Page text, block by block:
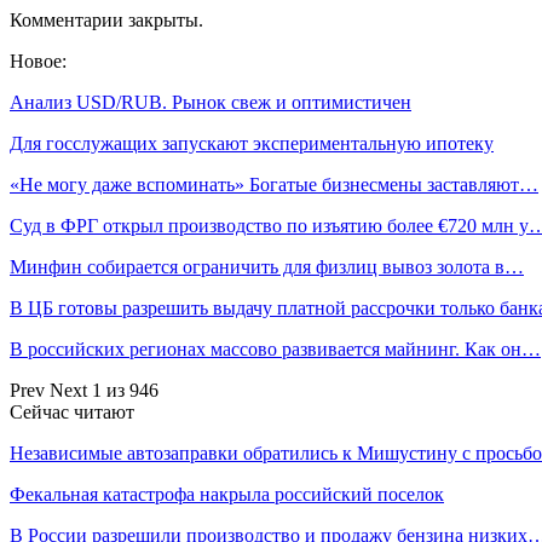
Комментарии закрыты.
Новое:
Анализ USD/RUB. Рынок свеж и оптимистичен
Для госслужащих запускают экспериментальную ипотеку
«Не могу даже вспоминать» Богатые бизнесмены заставляют…
Суд в ФРГ открыл производство по изъятию более €720 млн
Минфин собирается ограничить для физлиц вывоз золота в…
В ЦБ готовы разрешить выдачу платной рассрочки только
В российских регионах массово развивается майнинг. Как он…
Prev Next 1 из 946
Сейчас читают
Независимые автозаправки обратились к Мишустину с
Фекальная катастрофа накрыла российский поселок
В России разрешили производство и продажу бензина